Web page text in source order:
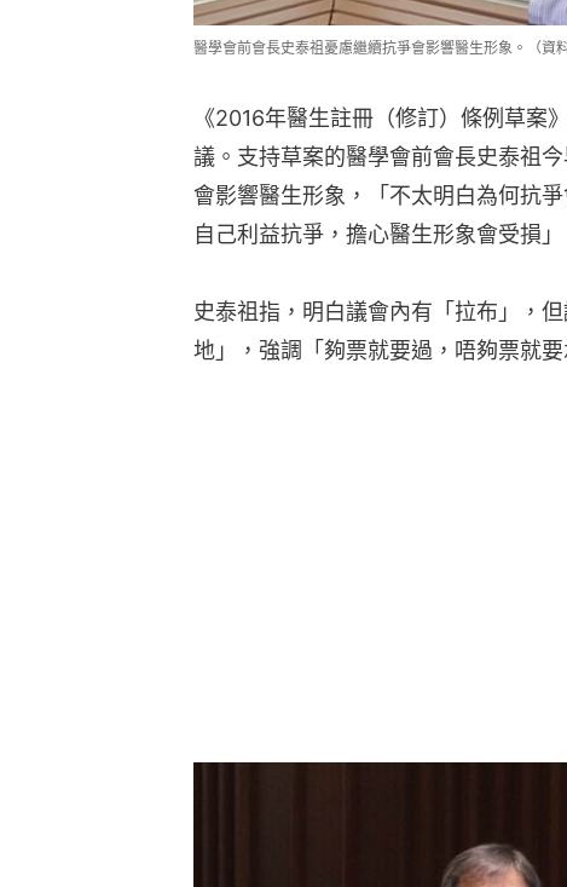
醫學會前會長史泰祖憂慮繼續抗爭會影響醫生形象。（資料
《2016年醫生註冊（修訂）條例草案
議。支持草案的醫學會前會長史泰祖
會影響醫生形象，「不太明白為何抗
自己利益抗爭，擔心醫生形象會受損」
史泰祖指，明白議會內有「拉布」，
地」，強調「夠票就要過，唔夠票就要